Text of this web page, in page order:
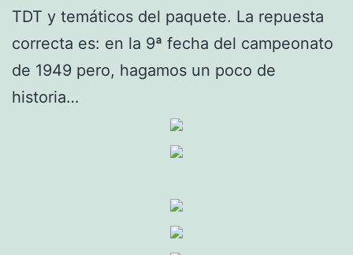
TDT y temáticos del paquete. La repuesta
correcta es: en la 9ª fecha del campeonato
de 1949 pero, hagamos un poco de
historia…